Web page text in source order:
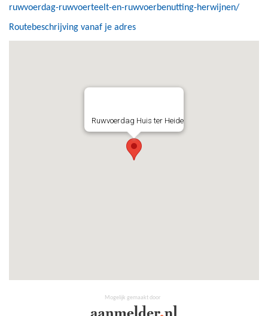
ruwvoerdag-ruwvoerteelt-en-ruwvoerbenutting-herwijnen/
Routebeschrijving vanaf je adres
Ruwvoerdag Huis ter Heide
Mogelijk gemaakt door